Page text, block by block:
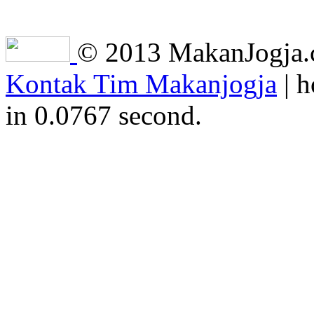
© 2013
Kontak Tim Makanjogja |
in 0.0767 second.